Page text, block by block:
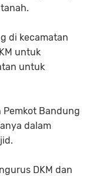
di kecamatan
untuk
untuk
Pemkot Bandung
dalam
DKM dan